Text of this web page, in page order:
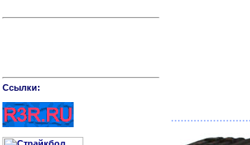
Cсылки: